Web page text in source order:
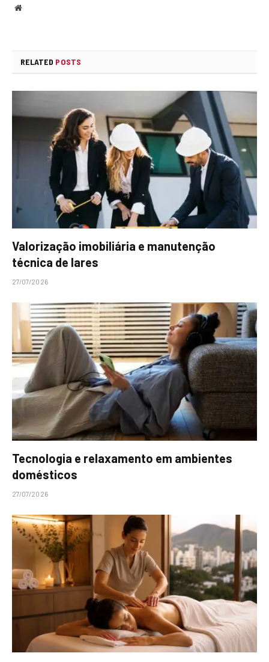
Website
RELATED POSTS
Valorização imobiliária e manutenção
técnica de lares
27/07/2026
Tecnologia e relaxamento em ambientes
domésticos
27/07/2026